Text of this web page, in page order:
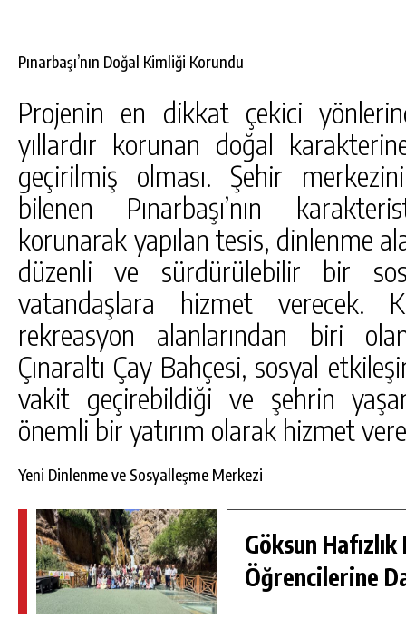
Pınarbaşı’nın Doğal Kimliği Korundu
Projenin en dikkat çekici
yıllardır korunan doğal
geçirilmiş olması. Şehir
bilenen Pınarbaşı’nın
korunarak yapılan tesis, dinlenme
düzenli ve sürdürülebilir bir
vatandaşlara hizmet verecek.
rekreasyon alanlarından biri
Çınaraltı Çay Bahçesi, sosyal
vakit geçirebildiği ve şehrin
önemli bir yatırım olarak hizmet
Yeni Dinlenme ve Sosyalleşme Merkezi
Göksun Hafızlık
Öğrencilerine